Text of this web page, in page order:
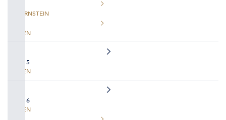
DÜRNSTEIN
WIEN
TAG 5
WIEN
TAG 6
WIEN